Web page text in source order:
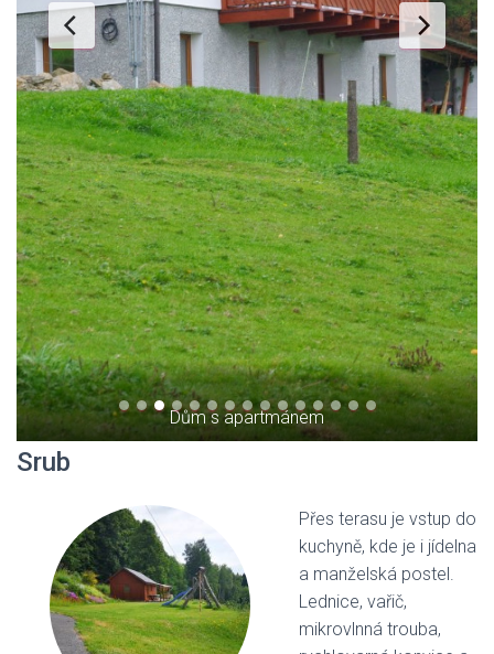
Dům s apartmánem
Srub
Přes terasu je vstup do
kuchyně, kde je i jídelna
a manželská postel.
Lednice, vařič,
mikrovlnná trouba,